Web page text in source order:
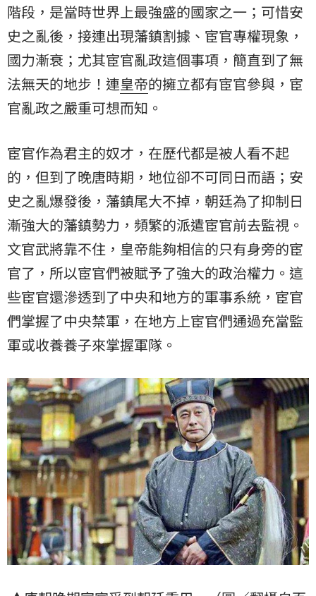
階段，是當時世界上最強盛的國家之一；可惜安
史之亂後，接連出現藩鎮割據、宦官專權現象，
國力漸衰；尤其宦官亂政這個事項，簡直到了無
法無天的地步！連皇帝的擁立都有宦官參與，宦
官亂政之嚴重可想而知。
宦官作為君主的奴才，在歷代都是被人看不起
的，但到了晚唐時期，地位卻不可同日而語；安
史之亂爆發後，藩鎮尾大不掉，朝廷為了抑制日
漸強大的藩鎮勢力，頻繁的派遣宦官前去監視。
文官武將靠不住，皇帝能夠相信的只有身旁的宦
官了，所以宦官們被賦予了強大的政治權力。這
些宦官還滲透到了中央和地方的軍事系統，宦官
們掌握了中央禁軍，在地方上宦官們通過充當監
軍或收養養子來掌握軍隊。